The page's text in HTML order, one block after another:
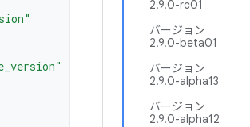
2.9.0-rc01
バージョン
2.9.0-beta01
バージョン
2.9.0-alpha13
バージョン
2.9.0-alpha12